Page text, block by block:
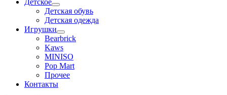
Детское
Детская обувь
Детская одежда
Игрушки
Bearbrick
Kaws
MINISO
Pop Mart
Прочее
Контакты